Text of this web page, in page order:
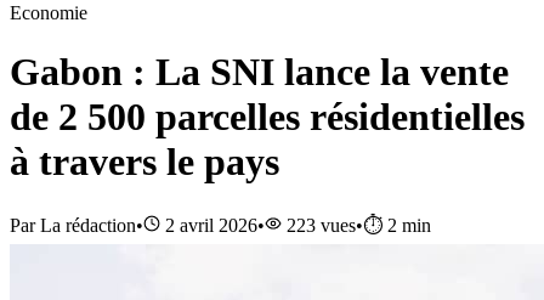
Economie
Gabon : La SNI lance la vente
de 2 500 parcelles résidentielles
à travers le pays
ParLa rédaction• 2 avril 2026• 223 vues•⏱️ 2 min